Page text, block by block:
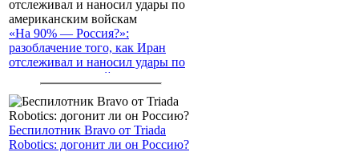
«На 90% — Россия?»:
разоблачение того, как Иран
отслеживал и наносил удары по
американским войскам
Беспилотник Bravo от Triada
Robotics: догонит ли он Россию?